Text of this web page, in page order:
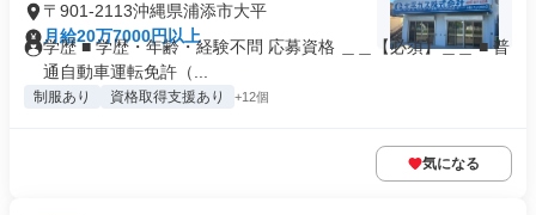
〒901-2113沖縄県浦添市大平
月給20万7000円以上
学歴 ■ 学歴・年齢・経験不問 応募資格 ＿＿【必須】＿＿ ■ 普
通自動車運転免許（...
制服あり 資格取得支援あり +12個
気になる